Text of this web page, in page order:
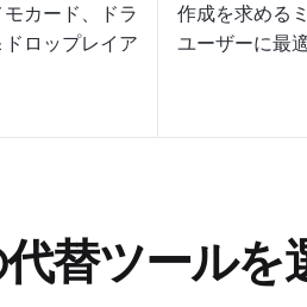
カード、ドラ
ドロップレイア
作成を求める
ユーザーに最
替ツールを